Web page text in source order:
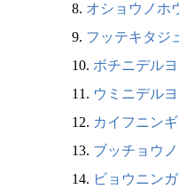
8. オショウノホ
9. フッテキタジ
10. ボチニデル
11. ウミニデル
12. カイフニン
13. ブッチョウ
14. ビョウニン